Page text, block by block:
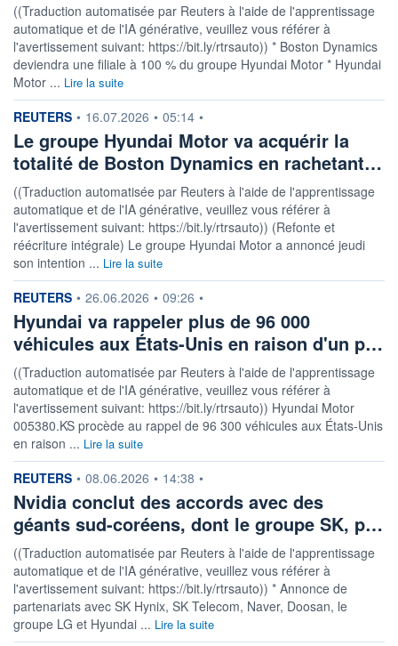
((Traduction automatisée par Reuters à l'aide de l'apprentissage
automatique et de l'IA générative, veuillez vous référer à
l'avertissement suivant: https://bit.ly/rtrsauto)) * Boston Dynamics
deviendra une filiale à 100 % du groupe Hyundai Motor * Hyundai
Motor ... Lire la suite
information fournie par
REUTERS • 16.07.2026 • 05:14 •
Le groupe Hyundai Motor va acquérir la
totalité de Boston Dynamics en rachetant…
((Traduction automatisée par Reuters à l'aide de l'apprentissage
automatique et de l'IA générative, veuillez vous référer à
l'avertissement suivant: https://bit.ly/rtrsauto)) (Refonte et
réécriture intégrale) Le groupe Hyundai Motor a annoncé jeudi
son intention ... Lire la suite
information fournie par
REUTERS • 26.06.2026 • 09:26 •
Hyundai va rappeler plus de 96 000
véhicules aux États-Unis en raison d'un p…
((Traduction automatisée par Reuters à l'aide de l'apprentissage
automatique et de l'IA générative, veuillez vous référer à
l'avertissement suivant: https://bit.ly/rtrsauto)) Hyundai Motor
005380.KS procède au rappel de 96 300 véhicules aux États-Unis
en raison ... Lire la suite
information fournie par
REUTERS • 08.06.2026 • 14:38 •
Nvidia conclut des accords avec des
géants sud-coréens, dont le groupe SK, p…
((Traduction automatisée par Reuters à l'aide de l'apprentissage
automatique et de l'IA générative, veuillez vous référer à
l'avertissement suivant: https://bit.ly/rtrsauto)) * Annonce de
partenariats avec SK Hynix, SK Telecom, Naver, Doosan, le
groupe LG et Hyundai ... Lire la suite